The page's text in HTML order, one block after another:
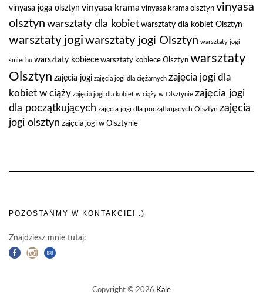
vinyasa joga olsztyn vinyasa krama vinyasa krama olsztyn vinyasa
olsztyn warsztaty dla kobiet warsztaty dla kobiet Olsztyn
warsztaty jogi warsztaty jogi Olsztyn warsztaty jogi
śmiechu warsztaty kobiece warsztaty kobiece Olsztyn warsztaty
Olsztyn zajęcia jogi zajęcia jogi dla ciężarnych zajęcia jogi dla
kobiet w ciąży zajęcia jogi dla kobiet w ciąży w Olsztynie zajęcia jogi
dla początkujących zajęcia jogi dla początkujących Olsztyn zajęcia
jogi olsztyn zajęcia jogi w Olsztynie
POZOSTAŃMY W KONTAKCIE! :)
Znajdziesz mnie tutaj:
Copyright © 2026 Kale